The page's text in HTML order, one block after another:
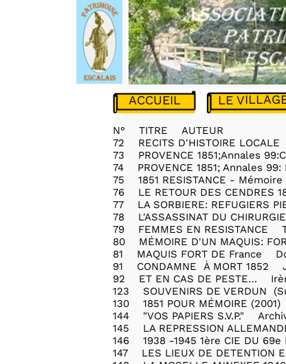
ACCUEIL LE
N° TITRE AUTEUR
72 RECITS D'HISTOIRE
73 PROVENCE 1851;Annales
74 PROVENCE 1851; Annales
75 1851 RESISTANCE -
76 LE RETOUR DES CENDRES
77 LA SORBIERE: REFUGIERS
78 L'ASSASSINAT DU
79 FEMMES EN RESISTANCE
80 MÉMOIRE D'UN MAQUIS:
81 MAQUIS FORT DE France
91 CONDAMNE À MORT 1852
92 ET EN CAS DE PESTE…
123 SOUVENIRS DE VERDUN
130 1851 POUR MÉMOIRE
144 "VOS PAPIERS S.V.P."
145 LA REPRESSION
146 1938 -1945 1ère CIE DU 69e
147 LES LIEUX DE DETENTION